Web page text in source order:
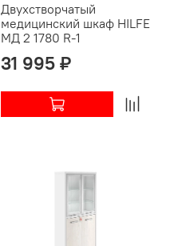
Двухстворчатый
медицинский шкаф HILFE
МД 2 1780 R-1
31 995 ₽